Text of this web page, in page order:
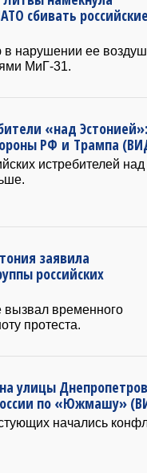
сбивать
нарушении ее
МиГ-31.
«над Эстонией»:
РФ и Трампа
истребителей над
заявила
российских
вызвал временного
протеста.
улицы
по «Южмашу»
начались